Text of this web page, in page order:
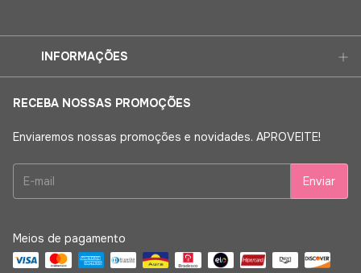
INFORMAÇÕES
RECEBA NOSSAS PROMOÇÕES
Enviaremos nossas promoções e novidades. APROVEITE!
Meios de pagamento